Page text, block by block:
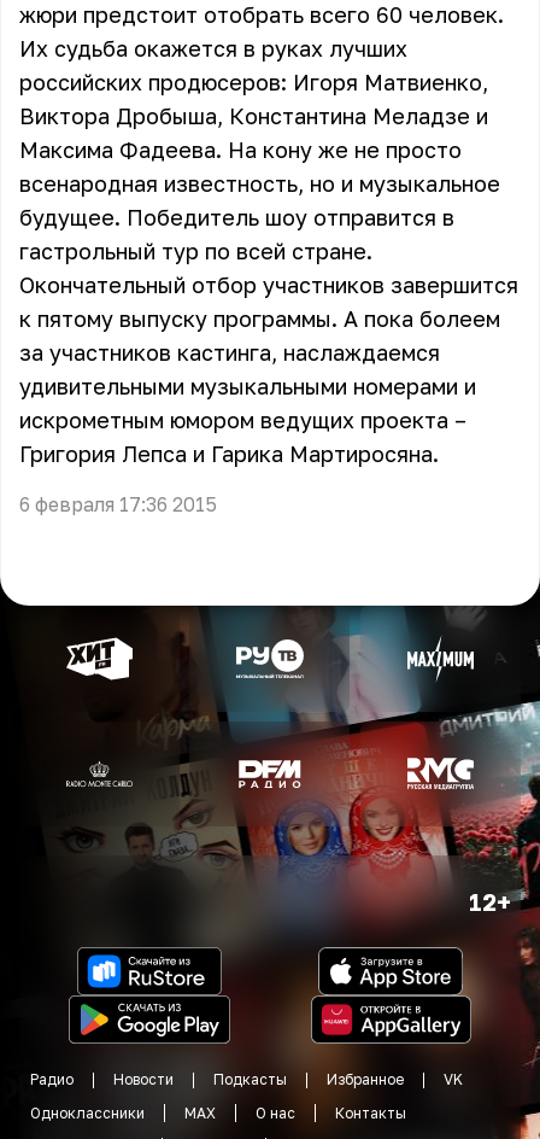
жюри предстоит отобрать всего 60 человек.
Их судьба окажется в руках лучших
российских продюсеров: Игоря Матвиенко,
Виктора Дробыша, Константина Меладзе и
Максима Фадеева. На кону же не просто
всенародная известность, но и музыкальное
будущее. Победитель шоу отправится в
гастрольный тур по всей стране.
Окончательный отбор участников завершится
к пятому выпуску программы. А пока болеем
за участников кастинга, наслаждаемся
удивительными музыкальными номерами и
искрометным юмором ведущих проекта –
Григория Лепса и Гарика Мартиросяна.
6 февраля 17:36 2015
12+
Радио Новости Подкасты Избранное
VK
Одноклассники
MAX О нас
Контакты